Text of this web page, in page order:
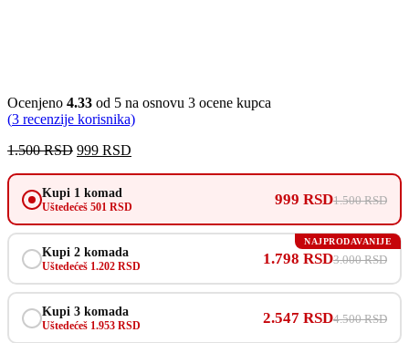
Ocenjeno 4.33 od 5 na osnovu 3 ocene kupca
(3 recenzije korisnika)
1.500RSD Originalna
bila:
1.500 RSD.
999 RSD
Kupi 1 komad
Uštedećeš 501 RSD 999 RSD1.500 RSD
Kupi 2 komada
Uštedećeš 1.202 RSD 1.798 RSD3.000 RSD
NAJPRODAVANIJE
Kupi 3 komada
Uštedećeš 1.953 RSD 2.547 RSD4.500 RSD